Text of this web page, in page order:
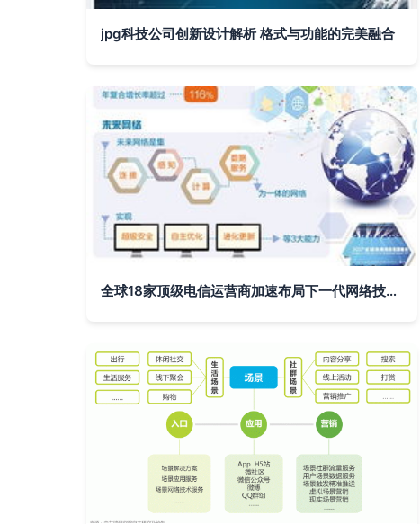
jpg科技公司创新设计解析 格式与功能的完美融合
全球18家顶级电信运营商加速布局下一代网络技术，推动数字化转型